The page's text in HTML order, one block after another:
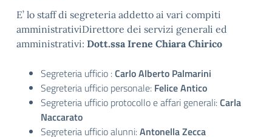
E’ lo staff di segreteria addetto ai vari compiti
amministrativiDirettore dei servizi generali ed
amministrativi: Dott.ssa Irene Chiara Chirico
Segreteria ufficio :Carlo Alberto Palmarini
Segreteria ufficio personale: Felice Antico
Segreteria ufficio protocollo e affari generali:Carla
Naccarato
Segreteria ufficio alunni:Antonella Zecca